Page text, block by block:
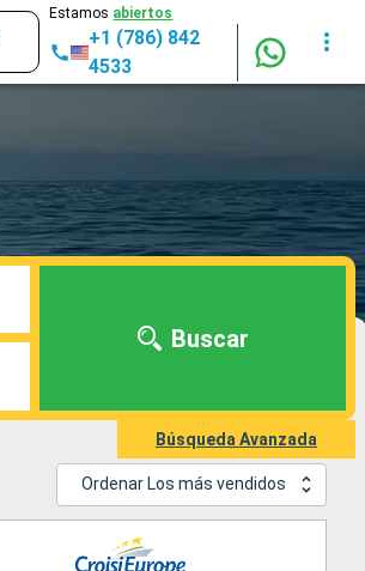
Estamos abiertos
+1 (786) 842
4533
Buscar
Búsqueda Avanzada
Ordenar Los más vendidos